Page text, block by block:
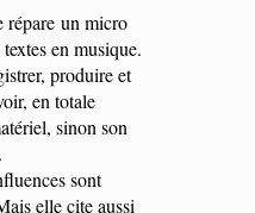
répare un micro
en musique.
produire et
en totale
sinon son
sont
elle cite aussi